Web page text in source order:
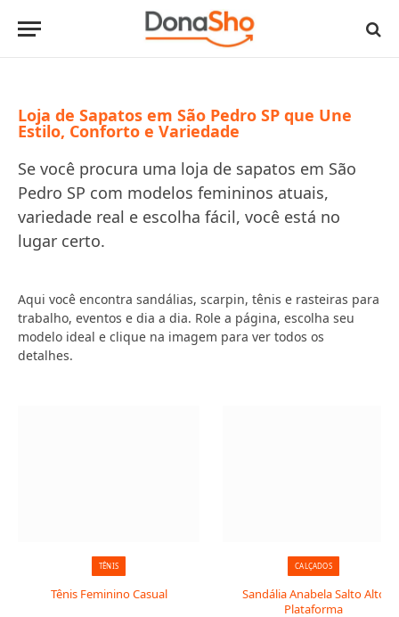
Loja de Sapatos em São Pedro SP que Une
Estilo, Conforto e Variedade
Se você procura uma loja de sapatos em São
Pedro SP com modelos femininos atuais,
variedade real e escolha fácil, você está no
lugar certo.
Aqui você encontra sandálias, scarpin, tênis e rasteiras para
trabalho, eventos e dia a dia. Role a página, escolha seu
modelo ideal e clique na imagem para ver todos os
detalhes.
TÊNIS
Tênis Feminino Casual
CALÇADOS
Sandália Anabela Salto Alto
Plataforma